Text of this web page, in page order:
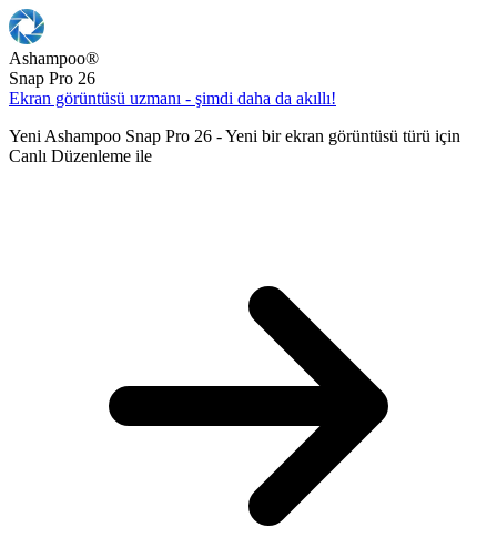
Ashampoo®
Snap Pro 26
Ekran görüntüsü uzmanı - şimdi daha da akıllı!
Yeni Ashampoo Snap Pro 26 - Yeni bir ekran görüntüsü türü için
Canlı Düzenleme ile